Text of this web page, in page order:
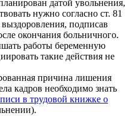
датой увольнения,
нужно согласно ст. 81
подписав
окончания больничного.
работы беременную
такие действия не
причина лишения
кадров необходимо знать
в трудовой книжке о